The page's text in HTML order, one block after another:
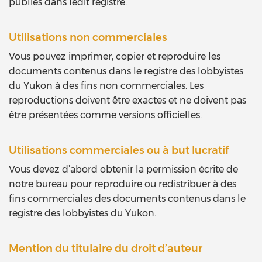
Utilisations non commerciales
Vous pouvez imprimer, copier et reproduire les
documents contenus dans le registre des lobbyistes
du Yukon à des fins non commerciales. Les
reproductions doivent être exactes et ne doivent pas
être présentées comme versions officielles.
Utilisations commerciales ou à but lucratif
Vous devez d’abord obtenir la permission écrite de
notre bureau pour reproduire ou redistribuer à des
fins commerciales des documents contenus dans le
registre des lobbyistes du Yukon.
Mention du titulaire du droit d’auteur